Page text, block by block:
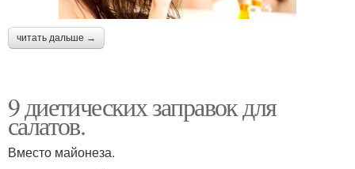
читать дальше →
9 диетических заправок для
салатов.
Вместо майонеза.